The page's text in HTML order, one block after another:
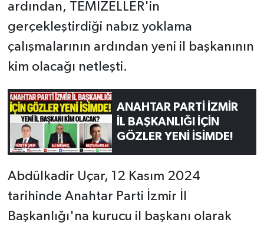
ardından, TEMİZELLER'in
gerçekleştirdiği nabız yoklama
çalışmalarının ardından yeni il başkanının
kim olacağı netleşti.
ANAHTAR PARTİ İZMİR
İL BAŞKANLIĞI İÇİN
GÖZLER YENİ İSİMDE!
Abdülkadir Uçar, 12 Kasım 2024
tarihinde Anahtar Parti İzmir İl
Başkanlığı'na kurucu il başkanı olarak